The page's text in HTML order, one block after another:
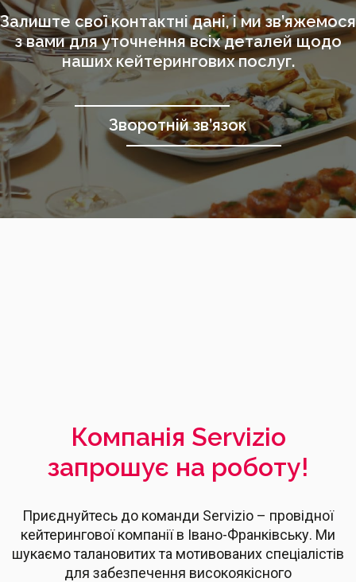
Залиште свої контактні дані, і ми зв’яжемося
з вами для уточнення всіх деталей щодо
наших кейтерингових послуг.
Зворотній зв’язок
Компанія Servizio
запрошує на роботу!
Приєднуйтесь до команди Servizio – провідної
кейтерингової компанії в Івано-Франківську. Ми
шукаємо талановитих та мотивованих спеціалістів
для забезпечення високоякісного